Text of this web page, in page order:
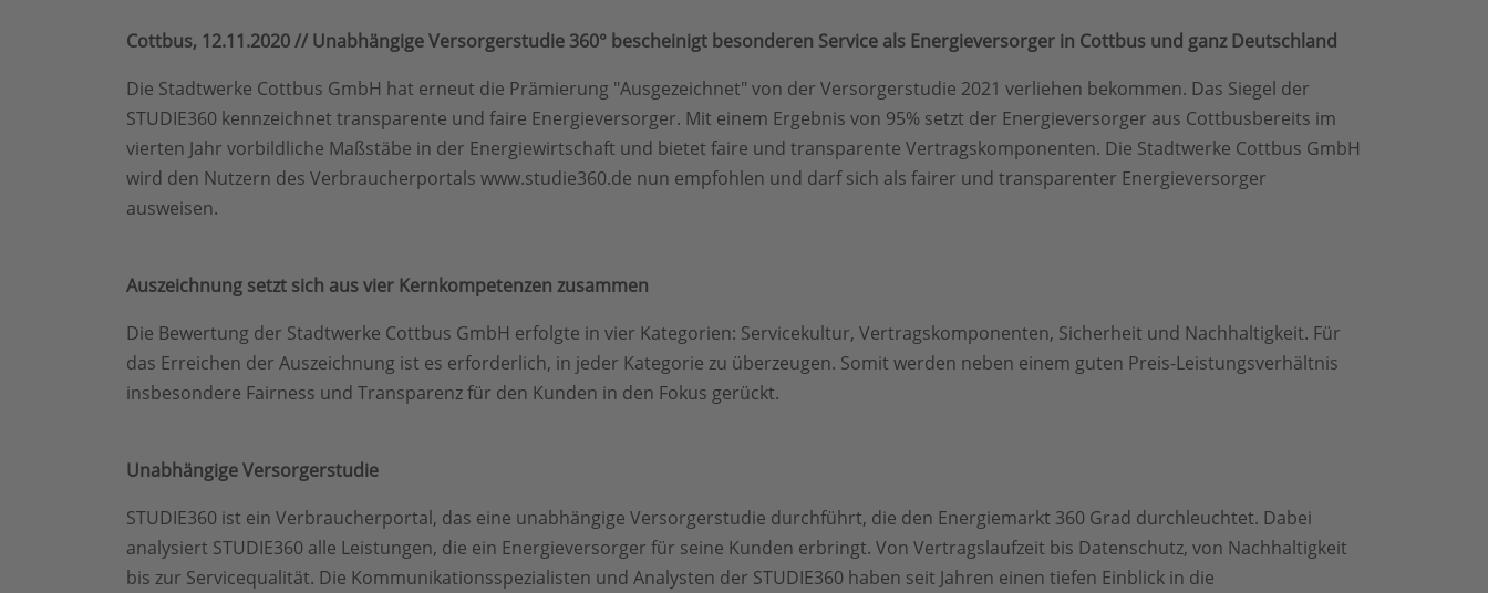
Cottbus, 12.11.2020 // Unabhängige Versorgerstudie 360° bescheinigt besonderen Service als Energieversorger in Cottbus und ganz Deutschland
Die Stadtwerke Cottbus GmbH hat erneut die Prämierung "Ausgezeichnet" von der Versorgerstudie 2021 verliehen bekommen. Das Siegel der
STUDIE360 kennzeichnet transparente und faire Energieversorger. Mit einem Ergebnis von 95% setzt der Energieversorger aus Cottbusbereits im
vierten Jahr vorbildliche Maßstäbe in der Energiewirtschaft und bietet faire und transparente Vertragskomponenten. Die Stadtwerke Cottbus GmbH
wird den Nutzern des Verbraucherportals www.studie360.de nun empfohlen und darf sich als fairer und transparenter Energieversorger
ausweisen.
Auszeichnung setzt sich aus vier Kernkompetenzen zusammen
Die Bewertung der Stadtwerke Cottbus GmbH erfolgte in vier Kategorien: Servicekultur, Vertragskomponenten, Sicherheit und Nachhaltigkeit. Für
das Erreichen der Auszeichnung ist es erforderlich, in jeder Kategorie zu überzeugen. Somit werden neben einem guten Preis-Leistungsverhältnis
insbesondere Fairness und Transparenz für den Kunden in den Fokus gerückt.
Unabhängige Versorgerstudie
STUDIE360 ist ein Verbraucherportal, das eine unabhängige Versorgerstudie durchführt, die den Energiemarkt 360 Grad durchleuchtet. Dabei
analysiert STUDIE360 alle Leistungen, die ein Energieversorger für seine Kunden erbringt. Von Vertragslaufzeit bis Datenschutz, von Nachhaltigkeit
bis zur Servicequalität. Die Kommunikationsspezialisten und Analysten der STUDIE360 haben seit Jahren einen tiefen Einblick in die